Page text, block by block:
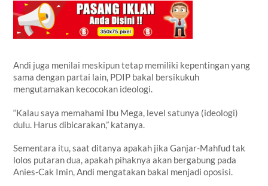
Andi juga menilai meskipun tetap memiliki kepentingan yang
sama dengan partai lain, PDIP bakal bersikukuh
mengutamakan kecocokan ideologi.
“Kalau saya memahami Ibu Mega, level satunya (ideologi)
dulu. Harus dibicarakan,” katanya.
Sementara itu, saat ditanya apakah jika Ganjar-Mahfud tak
lolos putaran dua, apakah pihaknya akan bergabung pada
Anies-Cak Imin, Andi mengatakan bakal menjadi oposisi.